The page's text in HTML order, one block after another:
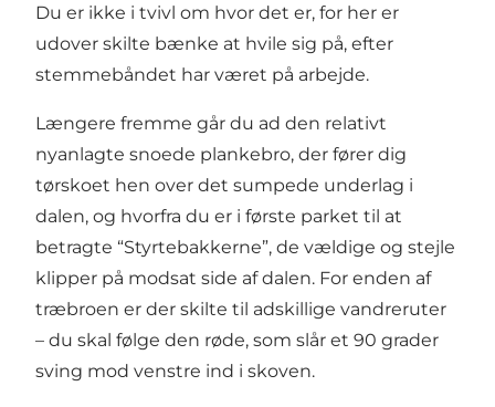
Du er ikke i tvivl om hvor det er, for her er
udover skilte bænke at hvile sig på, efter
stemmebåndet har været på arbejde.
Længere fremme går du ad den relativt
nyanlagte snoede plankebro, der fører dig
tørskoet hen over det sumpede underlag i
dalen, og hvorfra du er i første parket til at
betragte “Styrtebakkerne”, de vældige og stejle
klipper på modsat side af dalen. For enden af
træbroen er der skilte til adskillige vandreruter
– du skal følge den røde, som slår et 90 grader
sving mod venstre ind i skoven.